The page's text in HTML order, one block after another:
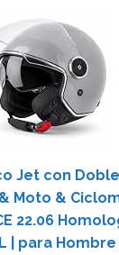
Jet con Doble
Moto &
22.06
| para